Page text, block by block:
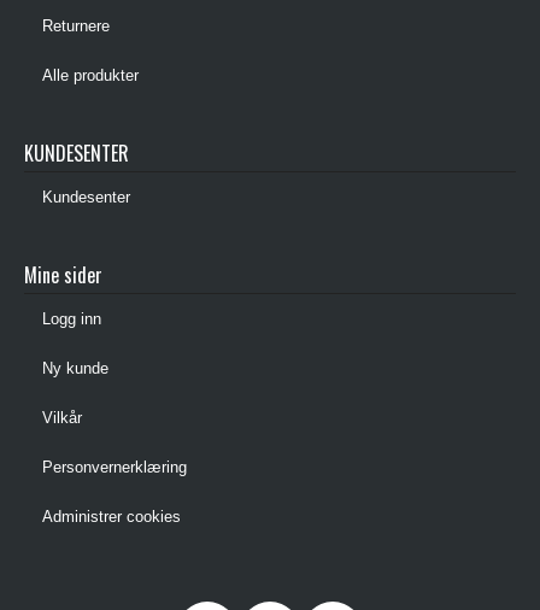
Returnere
Alle produkter
KUNDESENTER
Kundesenter
Mine sider
Logg inn
Ny kunde
Vilkår
Personvernerklæring
Administrer cookies